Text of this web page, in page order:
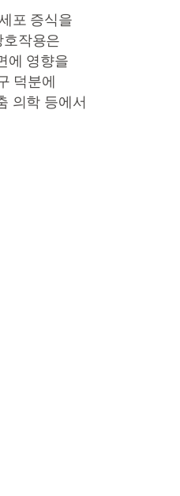
포 증식을
작용은
에 영향을
덕분에
의학 등에서